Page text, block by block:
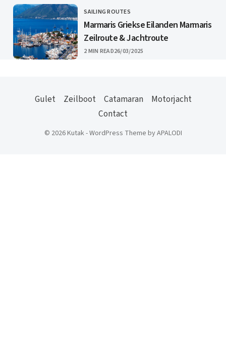
CATEGORY
SAILING ROUTES
Marmaris Griekse Eilanden Marmaris
Zeilroute & Jachtroute
2 MIN READPUBLISHED
26/03/2025
Gulet Zeilboot Catamaran
Motorjacht
Contact
© 2026 Kutak - WordPress Theme by APALODI